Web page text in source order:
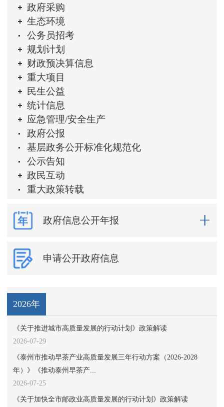
政府采购
生态环境
公务员招考
规划计划
财政预决算信息
重大项目
民生公益
统计信息
应急管理/安全生产
政府公报
基层政务公开标准化规范化
公示告知
政民互动
重大政策转载
政府信息公开年报
申请公开政府信息
2026年
《关于推进城市高质量发展的行动计划》政策解读
2026-07-29
《泰州市推动早茶产业高质量发展三年行动方案（2026-2028
年）》《推动泰州早茶产...
2026-07-25
《关于加快全市邮政业高质量发展的行动计划》政策解读